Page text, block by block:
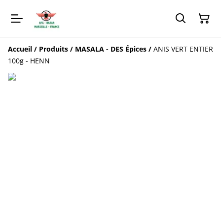
Accueil / Produits / MASALA - DES Épices / ANIS VERT ENTIER
100g - HENN